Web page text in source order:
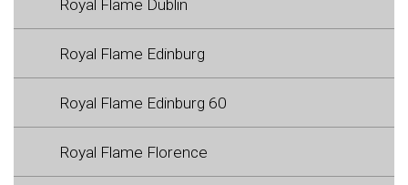
Royal Flame Dublin
Royal Flame Edinburg
Royal Flame Edinburg 60
Royal Flame Florence